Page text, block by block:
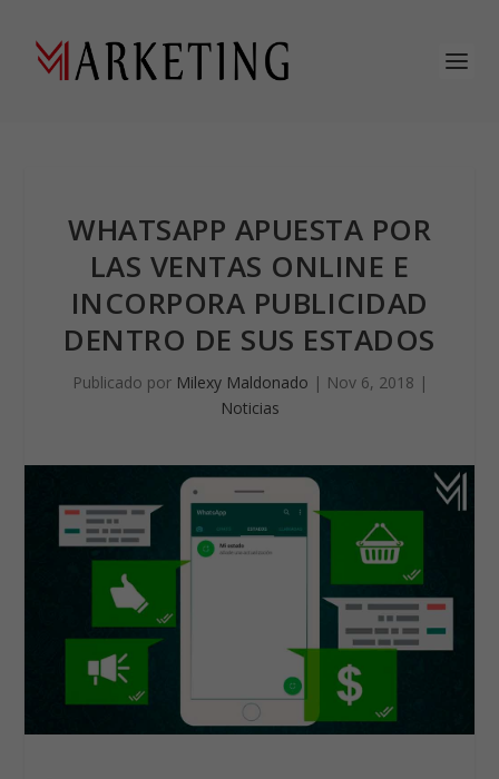
WHATSAPP APUESTA POR
LAS VENTAS ONLINE E
INCORPORA PUBLICIDAD
DENTRO DE SUS ESTADOS
Publicado por Milexy Maldonado | Nov 6, 2018 |
Noticias